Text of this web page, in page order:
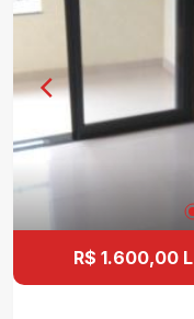
R$ 1.600,00 L